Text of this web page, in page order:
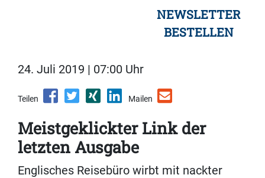
NEWSLETTER
BESTELLEN
24. Juli 2019 | 07:00 Uhr
Teilen Mailen
Meistgeklickter Link der
letzten Ausgabe
Englisches Reisebüro wirbt mit nackter